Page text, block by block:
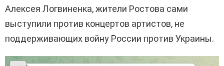
Алексея Логвиненка, жители Ростова сами
выступили против концертов артистов, не
поддерживающих войну России против Украины.